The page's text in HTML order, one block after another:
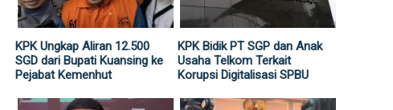
KPK Ungkap Aliran 12.500
SGD dari Bupati Kuansing ke
Pejabat Kemenhut
KPK Bidik PT SGP dan Anak
Usaha Telkom Terkait
Korupsi Digitalisasi SPBU